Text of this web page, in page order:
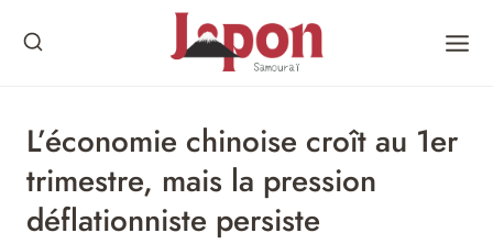
L’économie chinoise croît au 1er
trimestre, mais la pression
déflationniste persiste